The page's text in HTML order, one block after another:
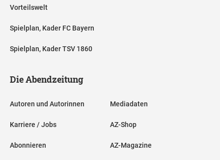
Vorteilswelt
Spielplan, Kader FC Bayern
Spielplan, Kader TSV 1860
Die Abendzeitung
Autoren und Autorinnen
Karriere / Jobs
Abonnieren
Mediadaten
AZ-Shop
AZ-Magazine